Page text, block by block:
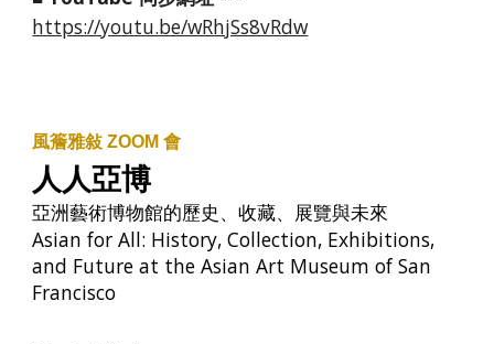
https://youtu.be/wRhjSs8vRdw
風簷雅敍 ZOOM 會
人人亞博
亞洲藝術博物館的歷史、收藏、展覽與未來
Asian for All: History, Collection, Exhibitions,
and Future at the Asian Art Museum of San
Francisco